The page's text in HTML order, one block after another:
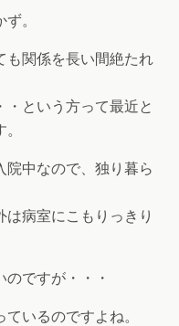
。
も関係を長い間絶たれ
という方って最近と
院中なので、独り暮ら
病室にこもりっきり
ですが・・・
いるのですよね。